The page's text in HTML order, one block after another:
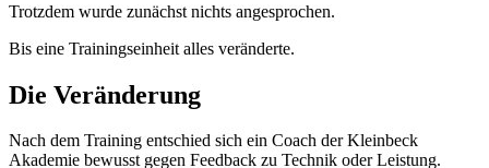
Trotzdem wurde zunächst nichts angesprochen.
Bis eine Trainingseinheit alles veränderte.
Die Veränderung
Nach dem Training entschied sich ein Coach der Kleinbeck
Akademie bewusst gegen Feedback zu Technik oder Leistung.